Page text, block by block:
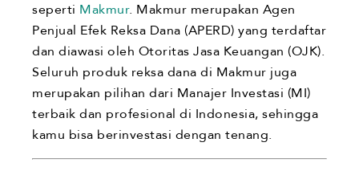
seperti Makmur. Makmur merupakan Agen
Penjual Efek Reksa Dana (APERD) yang terdaftar
dan diawasi oleh Otoritas Jasa Keuangan (OJK).
Seluruh produk reksa dana di Makmur juga
merupakan pilihan dari Manajer Investasi (MI)
terbaik dan profesional di Indonesia, sehingga
kamu bisa berinvestasi dengan tenang.